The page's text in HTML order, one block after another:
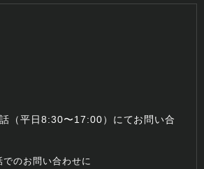
（平日8:30〜17:00）にてお問い合
のお問い合わせに